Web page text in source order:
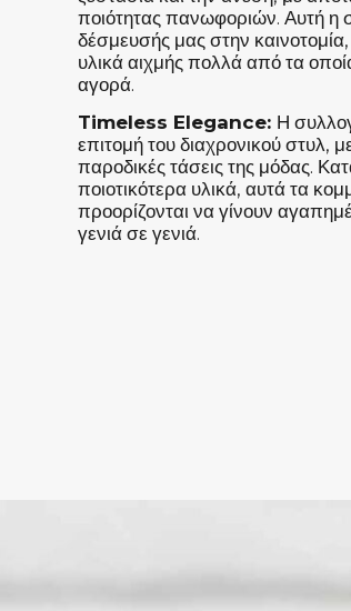
ποιότητας πανωφοριών. Αυτή η
δέσμευσής μας στην
υλικά αιχμής πολλά από τα
αγορά.
Timeless Elegance: Η
επιτομή του διαχρονικού στυλ,
παροδικές τάσεις της μόδας.
ποιοτικότερα υλικά, αυτά τα
προορίζονται να γίνουν
γενιά σε γενιά.